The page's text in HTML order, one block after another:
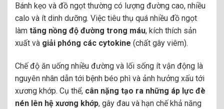
Bánh kẹo và đồ ngọt thường có lượng đường cao, nhiều
calo và ít dinh dưỡng. Việc tiêu thụ quá nhiều đồ ngọt
làm tăng nồng độ đường trong máu, kích thích sản
xuất và giải phóng các cytokine (chất gây viêm).
Chế độ ăn uống nhiều đường và lối sống ít vận động là
nguyên nhân dẫn tới bệnh béo phì và ảnh hưởng xấu tới
xương khớp. Cụ thể, cân nặng tạo ra những áp lực đè
nén lên hệ xương khớp, gây đau và hạn chế khả năng